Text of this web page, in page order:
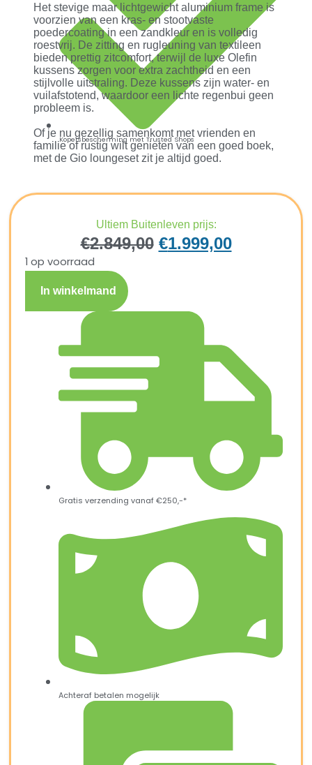
Kopersbescherming met Trusted Shops
Het stevige maar lichtgewicht aluminium frame is
voorzien van een kras- en stootvaste
poedercoating in een zandkleur en is volledig
roestvrij. De zitting en rugleuning van textileen
bieden prettig zitcomfort, terwijl de luxe Olefin
kussens zorgen voor extra zachtheid en een
stijlvolle uitstraling. Deze kussens zijn water- en
vuilafstotend, waardoor een lichte regenbui geen
probleem is.
Of je nu gezellig samenkomt met vrienden en
familie of rustig wilt genieten van een goed boek,
met de Gio loungeset zit je altijd goed.
Ultiem Buitenleven prijs:
€2.849,00 €1.999,00
1 op voorraad
In winkelmand
Gratis verzending vanaf €250,-*
Achteraf betalen mogelijk